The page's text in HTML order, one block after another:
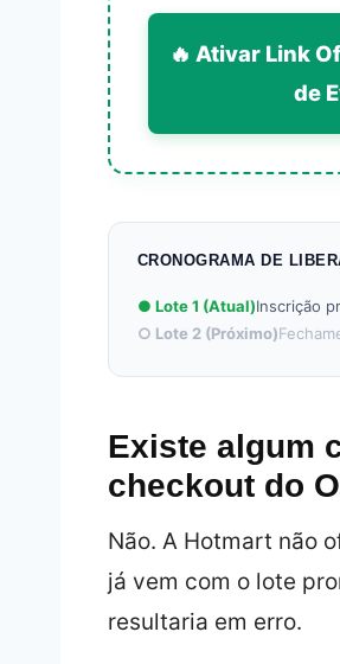
🔥 Ativar Link
de
CRONOGRAMA DE
● Lote 1 (Atual)Inscrição
○ Lote 2 (Próximo)
Existe algum
checkout do
Não. A Hotmart não
já vem com o lote
resultaria em erro.